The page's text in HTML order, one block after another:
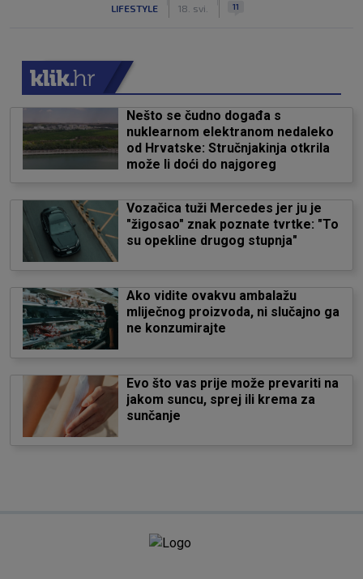
LIFESTYLE 18. svi. 11
Nešto se čudno događa s
nuklearnom elektranom nedaleko
od Hrvatske: Stručnjakinja otkrila
može li doći do najgoreg
Vozačica tuži Mercedes jer ju je
"žigosao" znak poznate tvrtke: "To
su opekline drugog stupnja"
Ako vidite ovakvu ambalažu
mliječnog proizvoda, ni slučajno ga
ne konzumirajte
Evo što vas prije može prevariti na
jakom suncu, sprej ili krema za
sunčanje